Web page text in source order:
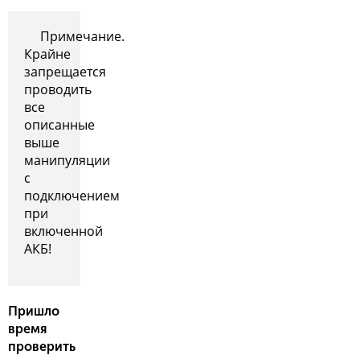
Примечание.
Крайне
запрещается
проводить
все
описанные
выше
манипуляции
с
подключением
при
включенной
АКБ!
Пришло
время
проверить